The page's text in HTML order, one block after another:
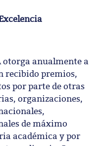
otorga anualmente a
recibido premios,
por parte de otras
organizaciones,
de máximo
académica y por